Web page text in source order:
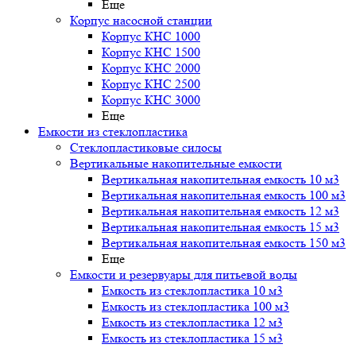
Еще
Корпус насосной станции
Корпус КНС 1000
Корпус КНС 1500
Корпус КНС 2000
Корпус КНС 2500
Корпус КНС 3000
Еще
Емкости из стеклопластика
Стеклопластиковые силосы
Вертикальные накопительные емкости
Вертикальная накопительная емкость 10 м3
Вертикальная накопительная емкость 100 м3
Вертикальная накопительная емкость 12 м3
Вертикальная накопительная емкость 15 м3
Вертикальная накопительная емкость 150 м3
Еще
Емкости и резервуары для питьевой воды
Емкость из стеклопластика 10 м3
Емкость из стеклопластика 100 м3
Емкость из стеклопластика 12 м3
Емкость из стеклопластика 15 м3